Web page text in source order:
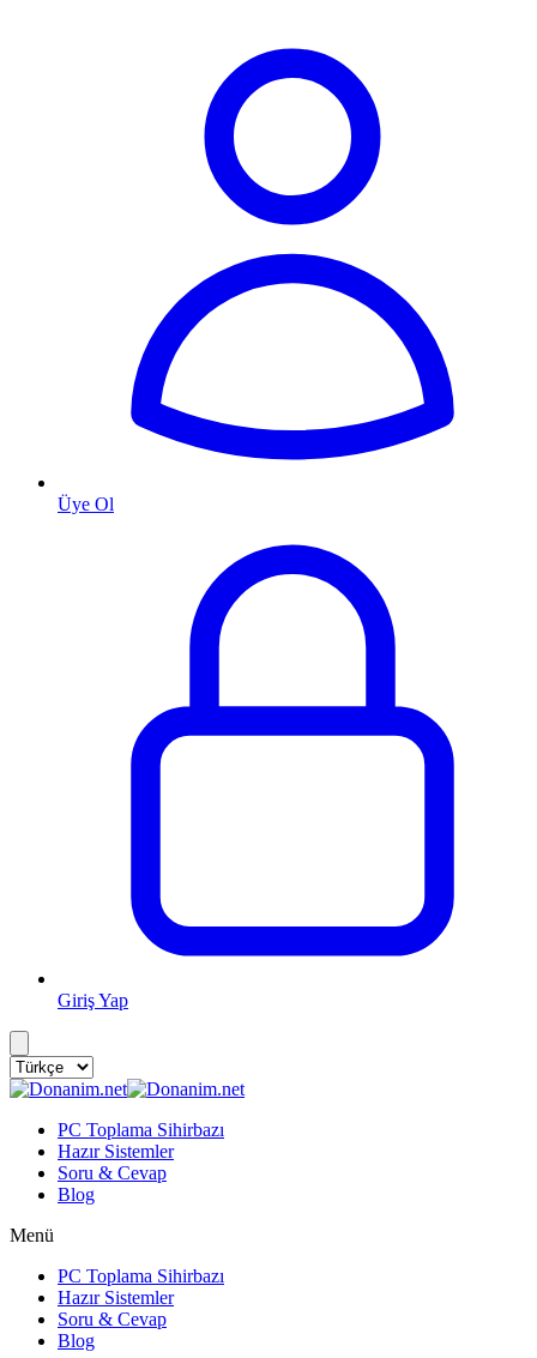
Üye Ol
Giriş Yap
PC Toplama Sihirbazı
Hazır Sistemler
Soru & Cevap
Blog
Menü
PC Toplama Sihirbazı
Hazır Sistemler
Soru & Cevap
Blog